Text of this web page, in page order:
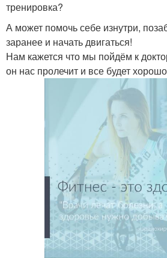
тренировка?
А может помочь себе изнутри,
заранее и начать двигаться!
Нам кажется что мы пойдём к
он нас пролечит и все будет